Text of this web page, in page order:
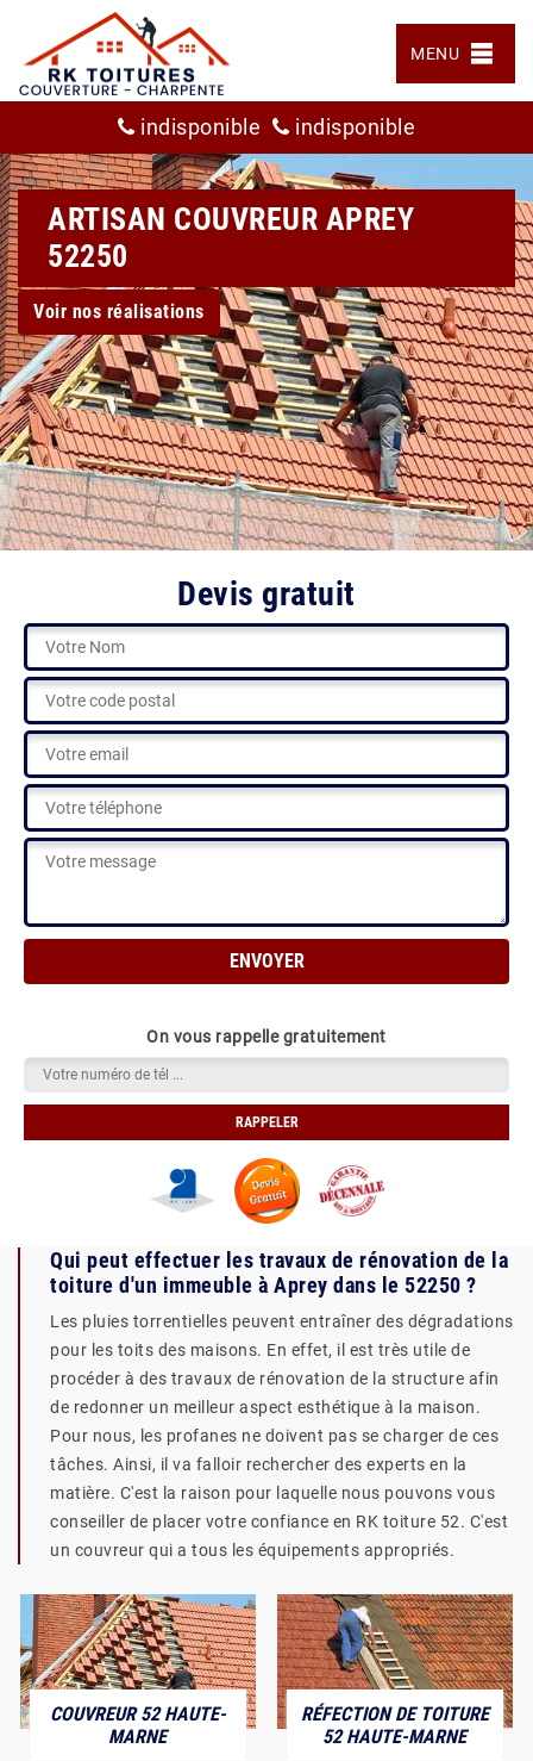
MENU
indisponible indisponible
ARTISAN COUVREUR APREY
52250
Voir nos réalisations
Devis gratuit
On vous rappelle gratuitement
Qui peut effectuer les travaux de rénovation de la
toiture d'un immeuble à Aprey dans le 52250 ?
Les pluies torrentielles peuvent entraîner des dégradations
pour les toits des maisons. En effet, il est très utile de
procéder à des travaux de rénovation de la structure afin
de redonner un meilleur aspect esthétique à la maison.
Pour nous, les profanes ne doivent pas se charger de ces
tâches. Ainsi, il va falloir rechercher des experts en la
matière. C'est la raison pour laquelle nous pouvons vous
conseiller de placer votre confiance en RK toiture 52. C'est
un couvreur qui a tous les équipements appropriés.
COUVREUR 52 HAUTE-
MARNE
RÉFECTION DE TOITURE
52 HAUTE-MARNE